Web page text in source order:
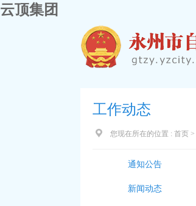
云顶集团
工作动态
您现在所在的位置 : 首页 >
通知公告
新闻动态